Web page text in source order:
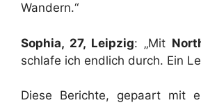
Wandern.“
Sophia, 27, Leipzig: „Mit
schlafe ich endlich durch. Ein
Diese Berichte, gepaart mit